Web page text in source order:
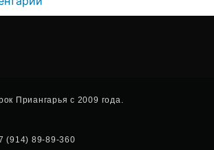
Приангарья с 2009 года.
(914) 89-89-360